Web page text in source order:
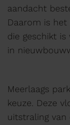
aandacht
Daarom is
die geschikt
in
Meerlaags
keuze. Deze
uitstraling